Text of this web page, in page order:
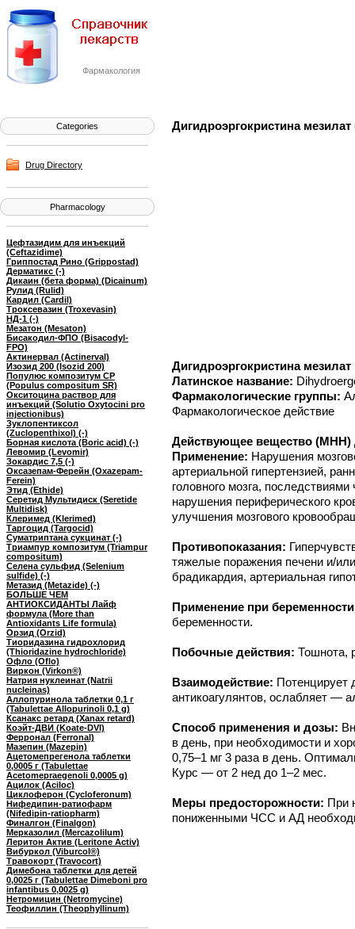
Фармакология
Categories
Drug Directory
Pharmacology
Цефтазидим для инъекций
(Ceftazidime)
Гриппостад Рино (Grippostad)
Дерматикс (-)
Дикаин (бета форма) (Dicainum)
Рулид (Rulid)
Кардил (Cardil)
Троксевазин (Troxevasin)
НД-1 (-)
Мезатон (Mesaton)
Бисакодил-ФПО (Bisacodyl-
FPO)
Актинервал (Actinerval)
Изозид 200 (Isozid 200)
Популюс композитум СР
(Populus compositum SR)
Окситоцина раствор для
инъекций (Solutio Oxytocini pro
injectionibus)
Зуклопентиксол
(Zuclopenthixol) (-)
Борная кислота (Boric acid) (-)
Левомир (Levomir)
Зокардис 7,5 (-)
Оксазепам-Ферейн (Oxazepam-
Ferein)
Этид (Ethide)
Серетид Мультидиск (Seretide
Multidisk)
Клеримед (Klerimed)
Таргоцид (Targocid)
Суматриптана сукцинат (-)
Триампур композитум (Triampur
compositum)
Селена сульфид (Selenium
sulfide) (-)
Метазид (Metazide) (-)
БОЛЬШЕ ЧЕМ
АНТИОКСИДАНТЫ Лайф
формула (More than
Antioxidants Life formula)
Орзид (Orzid)
Тиоридазина гидрохлорид
(Thioridazine hydrochloride)
Офло (Oflo)
Виркон (Virkon®)
Натрия нуклеинат (Natrii
nucleinas)
Аллопуринола таблетки 0,1 г
(Tabulettae Allopurinoli 0,1 g)
Ксанакс ретард (Xanax retard)
Коэйт-ДВИ (Koate-DVI)
Ферронал (Ferronal)
Мазепин (Mazepin)
Ацетомепрегенола таблетки
0,0005 г (Tabulettae
Acetomepraegenoli 0,0005 g)
Ацилок (Aciloc)
Циклоферон (Cycloferonum)
Нифедипин-ратиофарм
(Nifedipin-ratiopharm)
Финалгон (Finalgon)
Мерказолил (Mercazolilum)
Леритон Актив (Leritone Activ)
Вибуркол (Viburcol®)
Травокорт (Travocort)
Димебона таблетки для детей
0,0025 г (Tabulettae Dimeboni pro
infantibus 0,0025 g)
Нетромицин (Netromycine)
Теофиллин (Theophyllinum)
Дигидроэргокристина
Дигидроэргокристина мезилат
Латинское название:
Фармакологические группы:
Фармакологическое действие
Действующее вещество (МНН)
Применение: Нарушения
артериальной гипертензией,
головного мозга,
нарушения периферического
улучшения мозгового
Противопоказания:
тяжелые поражения печени и/
брадикардия, артериальная
Применение при
беременности.
Побочные действия: Тошнота,
Взаимодействие: Потенцирует
антикоагулянтов, ослабляет —
Способ применения и дозы:
в день, при необходимости и
0,75–1 мг 3 раза в день.
Курс — от 2 нед до 1–2 мес.
Меры предосторожности: При
пониженными ЧСС и АД